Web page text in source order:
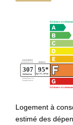
Logement à
estimé des